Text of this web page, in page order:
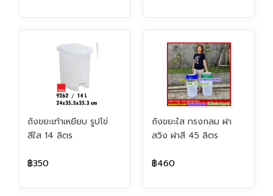
ถังขยะเท้าเหยียบ รูปไข่
สีใส 14 ลิตร
฿350
ถังขยะใส ทรงกลม ฝา
สวิง ฝาสี 45 ลิตร
฿460